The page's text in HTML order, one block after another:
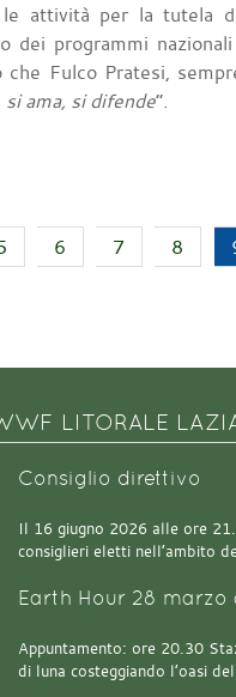
attività per la tutela
dei programmi
Fulco Pratesi,
ama, si difende”.
6 7 8
LITORALE
Consiglio direttivo
Il 16 giugno 2026 alle ore
consiglieri eletti nell’ambito
Earth Hour 28 marzo
Appuntamento: ore 20.30
di luna costeggiando l’oasi